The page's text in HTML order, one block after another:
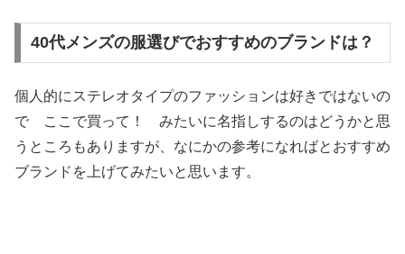
40代メンズの服選びでおすすめのブランドは？
個人的にステレオタイプのファッションは好きではないの
で ここで買って！ みたいに名指しするのはどうかと思
うところもありますが、なにかの参考になればとおすすめ
ブランドを上げてみたいと思います。